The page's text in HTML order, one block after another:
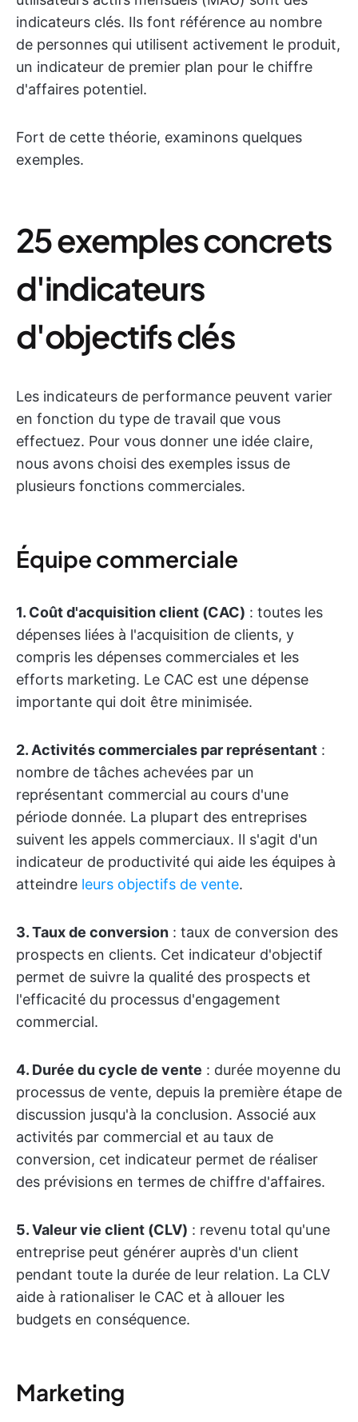
indicateurs clés. Ils font référence au nombre
de personnes qui utilisent activement le produit,
un indicateur de premier plan pour le chiffre
d'affaires potentiel.
Fort de cette théorie, examinons quelques
exemples.
25 exemples concrets
d'indicateurs
d'objectifs clés
Les indicateurs de performance peuvent varier
en fonction du type de travail que vous
effectuez. Pour vous donner une idée claire,
nous avons choisi des exemples issus de
plusieurs fonctions commerciales.
Équipe commerciale
1. Coût d'acquisition client (CAC) : toutes les
dépenses liées à l'acquisition de clients, y
compris les dépenses commerciales et les
efforts marketing. Le CAC est une dépense
importante qui doit être minimisée.
2. Activités commerciales par représentant :
nombre de tâches achevées par un
représentant commercial au cours d'une
période donnée. La plupart des entreprises
suivent les appels commerciaux. Il s'agit d'un
indicateur de productivité qui aide les équipes à
atteindre leurs objectifs de vente.
3. Taux de conversion : taux de conversion des
prospects en clients. Cet indicateur d'objectif
permet de suivre la qualité des prospects et
l'efficacité du processus d'engagement
commercial.
4. Durée du cycle de vente : durée moyenne du
processus de vente, depuis la première étape de
discussion jusqu'à la conclusion. Associé aux
activités par commercial et au taux de
conversion, cet indicateur permet de réaliser
des prévisions en termes de chiffre d'affaires.
5. Valeur vie client (CLV) : revenu total qu'une
entreprise peut générer auprès d'un client
pendant toute la durée de leur relation. La CLV
aide à rationaliser le CAC et à allouer les
budgets en conséquence.
Marketing